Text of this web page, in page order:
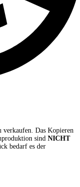
verkaufen. Das Kopieren
sind NICHT
bedarf es der